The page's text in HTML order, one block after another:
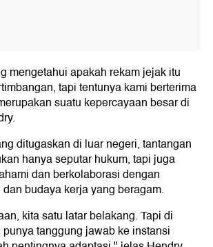
mengetahui apakah rekam jejak itu
tapi tentunya kami berterima
suatu kepercayaan besar di
ditugaskan di luar negeri, tantangan
hanya seputar hukum, tapi juga
dan berkolaborasi dengan
budaya kerja yang beragam.
kita satu latar belakang. Tapi di
tanggung jawab ke instansi